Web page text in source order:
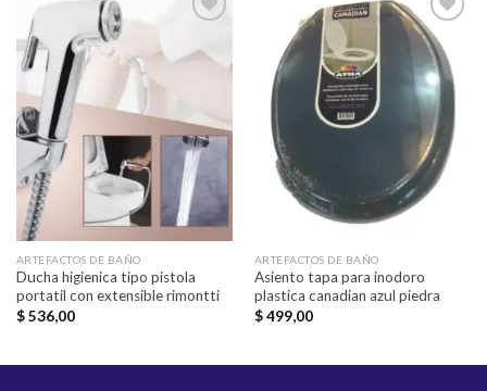
deseos
ARTEFACTOS DE BAÑO
Ducha higienica tipo pistola
portatil con extensible rimontti
$536,00
Añadir
a la
lista de
deseos
ARTEFACTOS DE BAÑO
Asiento tapa para inodoro
plastica canadian azul piedra
$499,00